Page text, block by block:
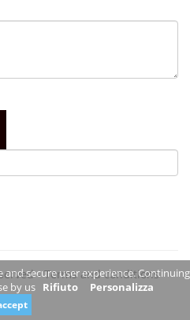
-Terms and conditions
secure user experience. Continuing
by us Rifiuto Personalizza